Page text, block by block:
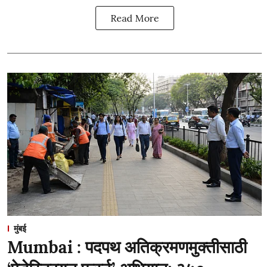
Read More
मुंबई
Mumbai : पदपथ अतिक्रमणमुक्तीसाठी